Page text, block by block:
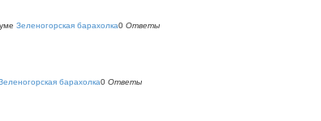
Зеленогорская барахолка0 Ответы
барахолка0 Ответы